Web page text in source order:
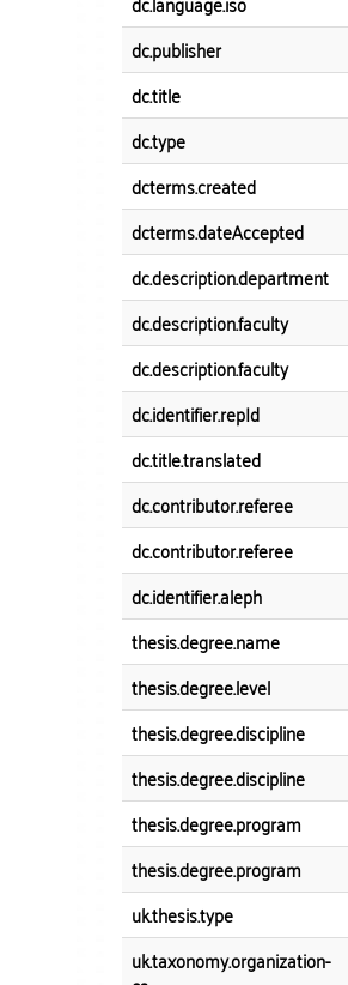
dc.publisher
dc.title
dc.type
dcterms.created
dcterms.dateAccepted
dc.description.department
dc.description.faculty
dc.description.faculty
dc.identifier.repId
dc.title.translated
dc.contributor.referee
dc.contributor.referee
dc.identifier.aleph
thesis.degree.name
thesis.degree.level
thesis.degree.discipline
thesis.degree.discipline
thesis.degree.program
thesis.degree.program
uk.thesis.type
uk.taxonomy.organization-